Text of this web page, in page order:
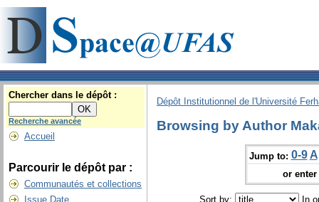
Chercher dans le dépôt :
Recherche avancée
Accueil
Parcourir le dépôt par :
Communautés et collections
Issue Date
Dépôt Institutionnel de l'Université
Browsing by Author
Jump to: 0-9 A
or
Sort by: In